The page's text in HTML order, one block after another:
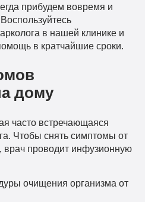
прибудем вовремя и
в нашей клинике и
в кратчайшие сроки.
дому
часто встречающаяся
Чтобы снять симптомы от
врач проводит инфузионную
очищения организма от